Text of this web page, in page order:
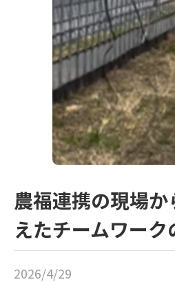
農福連携の現場
えたチームワーク
2026/4/29